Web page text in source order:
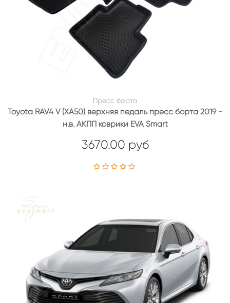
Пресс борта
Toyota RAV4 V (XA50) верхняя педаль пресс борта 2019 -
н.в. АКПП коврики EVA Smart
3670.00 руб